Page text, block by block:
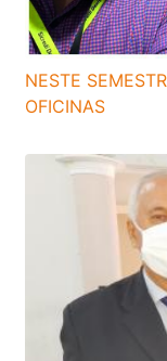
NESTE
OFICINAS